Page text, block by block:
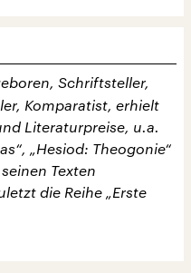
Schriftsteller,
Komparatist, erhielt
Literaturpreise, u.a.
„Hesiod: Theogonie“
Texten
die Reihe „Erste